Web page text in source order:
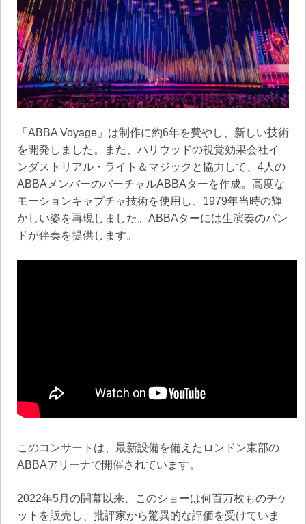
「ABBA Voyage」は制作に約6年を費やし、新しい技術
を開発しました。また、ハリウッドの視覚効果会社イ
ンダストリアル・ライト＆マジックと協力して、4人の
ABBAメンバーのバーチャルABBAターを作成。高度な
モーションキャプチャ技術を使用し、1979年当時の輝
かしい姿を再現しました。ABBAターには生演奏のバン
ドが伴奏を提供します。
このコンサートは、最新設備を備えたロンドン東部の
ABBAアリーナで開催されています。
2022年5月の開幕以来、このショーは何百万枚ものチケ
ットを販売し、批評家から驚異的な評価を受けていま